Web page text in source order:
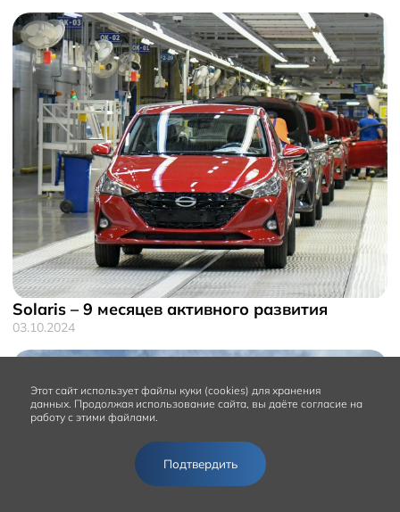
Solaris – 9 месяцев активного развития
03.10.2024
Этот сайт использует файлы куки (cookies) для хранения
данных. Продолжая использование сайта, вы даёте согласие на
работу с этими файлами.
Подтвердить